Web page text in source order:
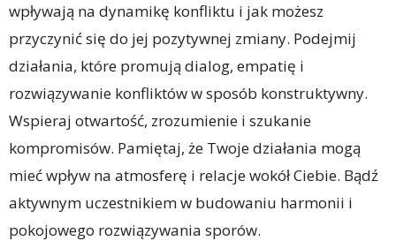
wpływają na dynamikę konfliktu i jak możesz
przyczynić się do jej pozytywnej zmiany. Podejmij
działania, które promują dialog, empatię i
rozwiązywanie konfliktów w sposób konstruktywny.
Wspieraj otwartość, zrozumienie i szukanie
kompromisów. Pamiętaj, że Twoje działania mogą
mieć wpływ na atmosferę i relacje wokół Ciebie. Bądź
aktywnym uczestnikiem w budowaniu harmonii i
pokojowego rozwiązywania sporów.